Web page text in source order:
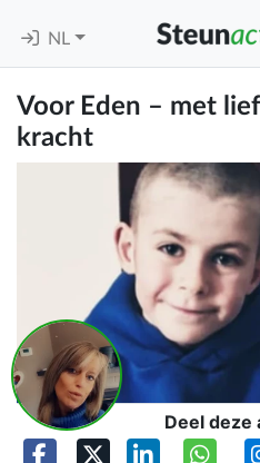
NL
Voor Eden – met
kracht
Deel deze